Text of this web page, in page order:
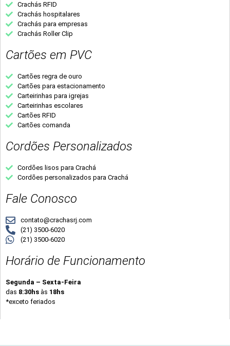
Crachás RFID
Crachás hospitalares
Crachás para empresas
Crachás Roller Clip
Cartões em PVC
Cartões regra de ouro
Cartões para estacionamento
Carteirinhas para igrejas
Carteirinhas escolares
Cartões RFID
Cartões comanda
Cordões Personalizados
Cordões lisos para Crachá
Cordões personalizados para Crachá
Fale Conosco
contato@crachasrj.com
(21) 3500-6020
(21) 3500-6020
Horário de Funcionamento
Segunda – Sexta-Feira
das 8:30hs às 18hs
*exceto feriados